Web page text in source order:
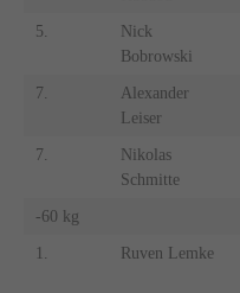
5.
Nick
Bobrowski
7.
Alexander
Leiser
7.
Nikolas
Schmitte
-60 kg
1. Ruven Lemke